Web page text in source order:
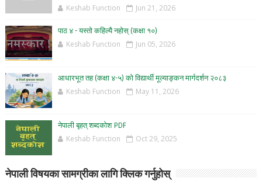
Keshab Function Jun 21, 2026
पाठ ४ - यस्तो कहिल्यै नहोस् (कक्षा १०)
Keshab Function Jun 05, 2026
आधारभूत तह (कक्षा ४-५) को विद्यार्थी मूल्याङ्कन मार्गदर्शन २०८३
Keshab Function May 11, 2026
नेपाली बृहत् शब्दकोश PDF
Keshab Function Oct 29, 2025
नेपाली विषयका सामग्रीका लागि क्लिक गर्नुहोस्